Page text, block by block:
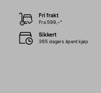
Fri frakt
Fra 599,–*
Sikkert
365 dagers åpent kjøp